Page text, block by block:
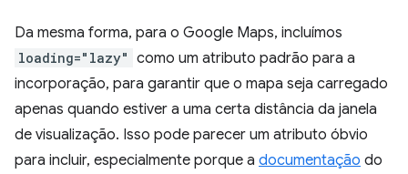
Da mesma forma, para o Google Maps, incluímos
loading="lazy" como um atributo padrão para a
incorporação, para garantir que o mapa seja carregado
apenas quando estiver a uma certa distância da janela
de visualização. Isso pode parecer um atributo óbvio
para incluir, especialmente porque a documentação do